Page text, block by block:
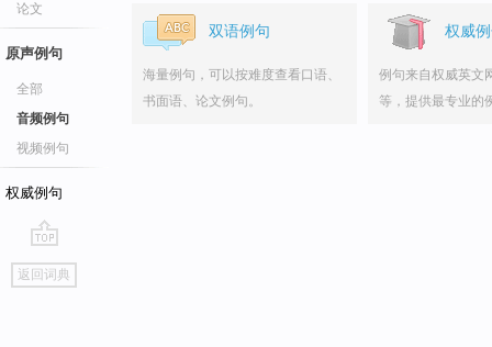
论文
原声例句
全部
音频例句
视频例句
权威例句
go
top
返回词典
双语例句
海量例句，可以按难度查看口语、
书面语、论文例句。
权威
例句来自权威英文
等，提供最专业的